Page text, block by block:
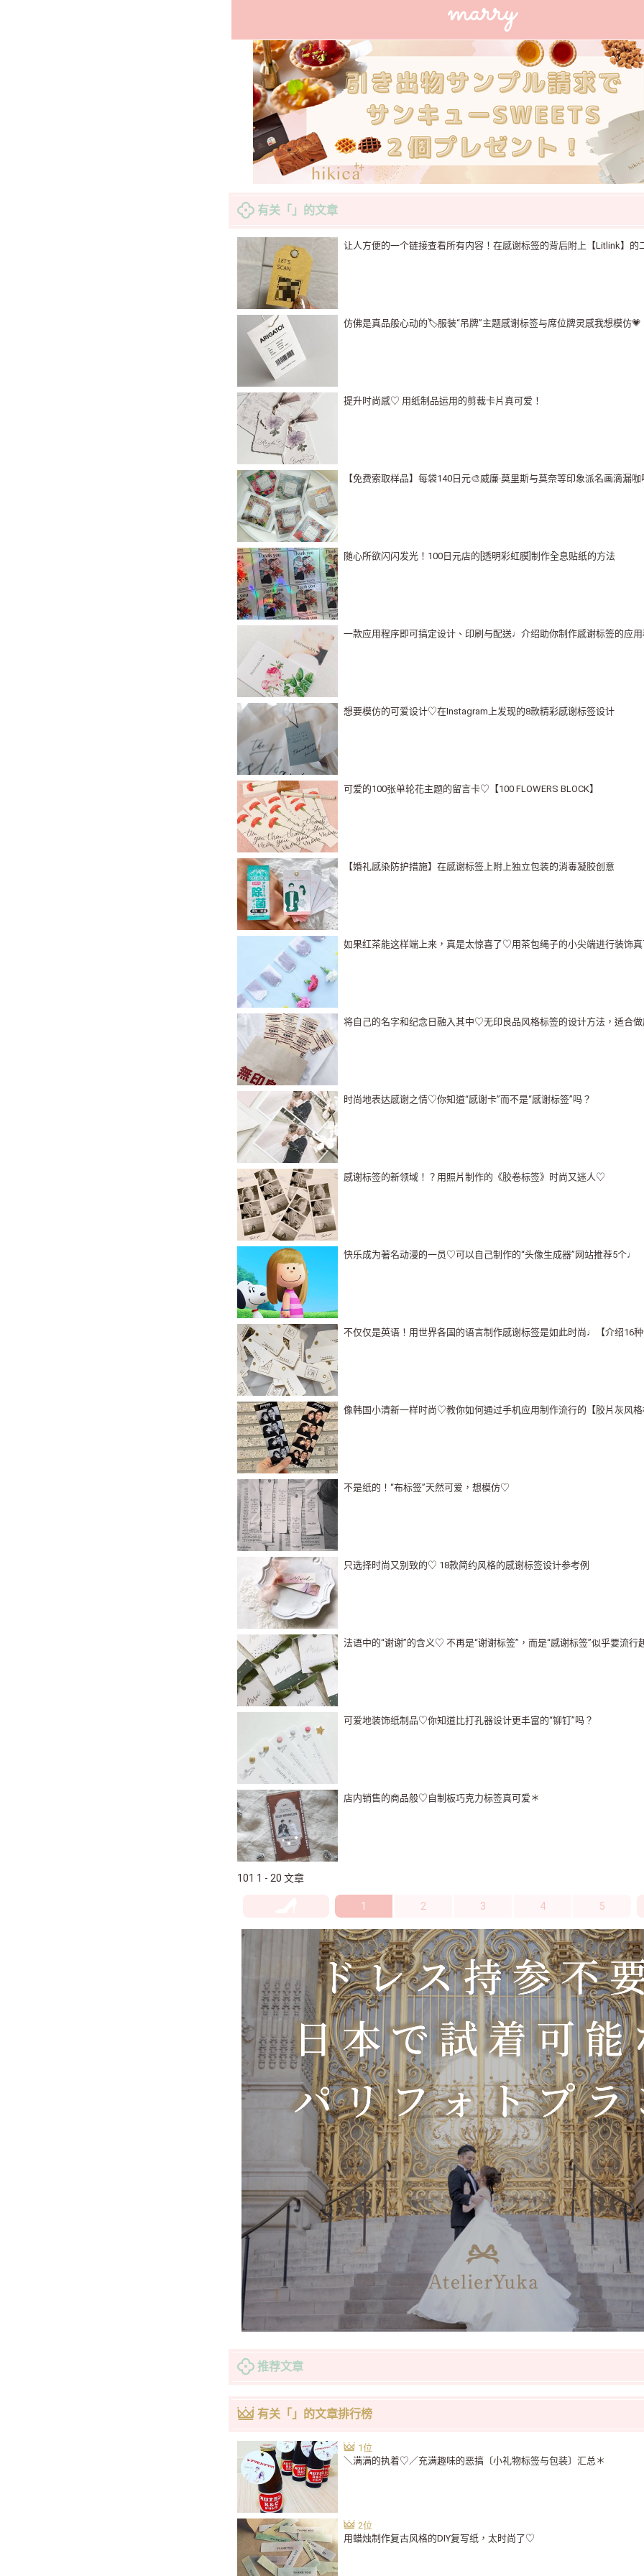
有关「」的文章
让人方便的一个链接查看所有内容！在感谢标签的背后附上【Litlink】
仿佛是真品般心动的🏷️服装“吊牌”主题感谢标签与席位牌灵感我想模仿💗
提升时尚感♡ 用纸制品运用的剪裁卡片真可爱！
【免费索取样品】每袋140日元🎨威廉·莫里斯与莫奈等印象派名画滴漏咖
随心所欲闪闪发光！100日元店的[透明彩虹膜]制作全息贴纸的方法
一款应用程序即可搞定设计、印刷与配送♩介绍助你制作感谢标签的应
想要模仿的可爱设计♡在Instagram上发现的8款精彩感谢标签设计
可爱的100张单轮花主题的留言卡♡【100 FLOWERS BLOCK】
【婚礼感染防护措施】在感谢标签上附上独立包装的消毒凝胶创意
如果红茶能这样端上来，真是太惊喜了♡用茶包绳子的小尖端进行装饰
将自己的名字和纪念日融入其中♡无印良品风格标签的设计方法，适合
时尚地表达感谢之情♡你知道“感谢卡”而不是“感谢标签”吗？
感谢标签的新领域！？用照片制作的《胶卷标签》时尚又迷人♡
快乐成为著名动漫的一员♡可以自己制作的“头像生成器”网站推荐5个♩
不仅仅是英语！用世界各国的语言制作感谢标签是如此时尚♩【介绍16
像韩国小清新一样时尚♡教你如何通过手机应用制作流行的【胶片灰风
不是纸的！“布标签”天然可爱，想模仿♡
只选择时尚又别致的♡ 18款简约风格的感谢标签设计参考例
法语中的“谢谢”的含义♡ 不再是“谢谢标签”，而是“感谢标签”似乎要流行
可爱地装饰纸制品♡你知道比打孔器设计更丰富的“铆钉”吗？
店内销售的商品般♡自制板巧克力标签真可爱＊
101 1 - 20 文章
1 2 3 4 5
推荐文章
有关「」的文章排行榜
＼满满的执着♡／充满趣味的恶搞〔小礼物标签与包装〕汇总＊
用蜡烛制作复古风格的DIY复写纸，太时尚了♡